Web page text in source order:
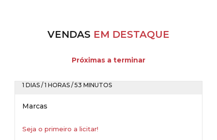
VENDAS EM DESTAQUE
Próximas a terminar
1 DIAS / 1 HORAS / 53 MINUTOS
Marcas
Seja o primeiro a licitar!